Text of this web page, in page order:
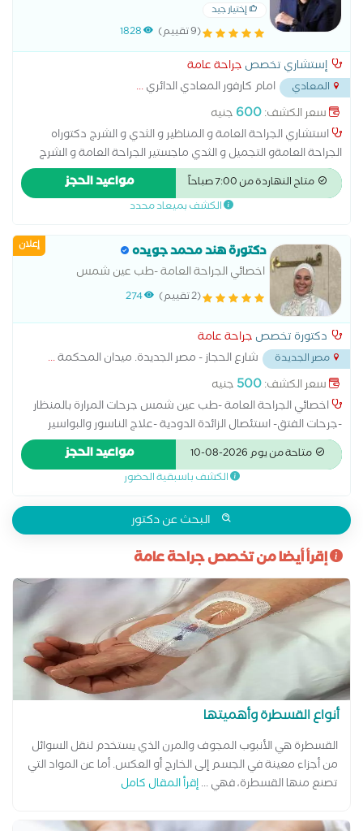
إختيار جيد
(9 تقييم) 1828
إستشاري تخصص جراحة عامة
المعادي امام كارفور المعادي الدائري...
سعر الكشف:600 جنيه
استشاري الجراحة العامة و المناظير و الثدي و الشرج دكتوراه
الجراحة العامةو التجميل و الثدي ماجستير الجراحة العامة و الشرج
زمالة البريطانيه الجراحة العامة لندن متخخص في علاج امراض الشرج
في العيادة بدون جراحة او تخدير
متاح النهاردة من 7:00 صباحاً مواعيد الحجز
الكشف بميعاد محدد
إعلان دكتورة هند محمد جويده
اخصائي الجراحة العامة -طب عين شمس
(2 تقييم) 274
دكتورة تخصص جراحة عامة
مصر الجديدة شارع الحجاز - مصر الجديدة. ميدان المحكمة...
سعر الكشف:500 جنيه
اخصائي الجراحة العامة -طب عين شمس جرحات المرارة بالمنظار
-جرحات الفتق- استئصال الزائدة الدودية -علاج الناسور والبواسير
والشرخ الشرجي -استئصالالأورام والكتل السطحية-علاج الاكياس
الدهنية والدمل-تغيير الضمادات ومتابعة الجروح
متاحة من يوم 2026-08-10 مواعيد الحجز
الكشف باسبقية الحضور
البحث عن دكتور
إقرأ أيضا من تخصص جراحة عامة
أنواع القسطرة وأهميتها
القسطرة هي الأنبوب المجوف والمرن الذي يستخدم لنقل السوائل
من أجزاء معينة في الجسم إلى الخارج أو العكس. أما عن المواد التي
تصنع منها القسطرة، فهي ...إقرأ المقال كامل